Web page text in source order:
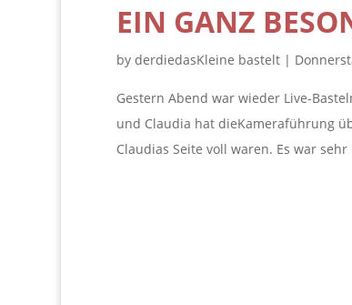
EIN GANZ
by derdiedasKleine bastelt|
Gestern Abend war wieder Live-
und Claudia hat dieKameraführung
Claudias Seite voll waren. Es war sehr